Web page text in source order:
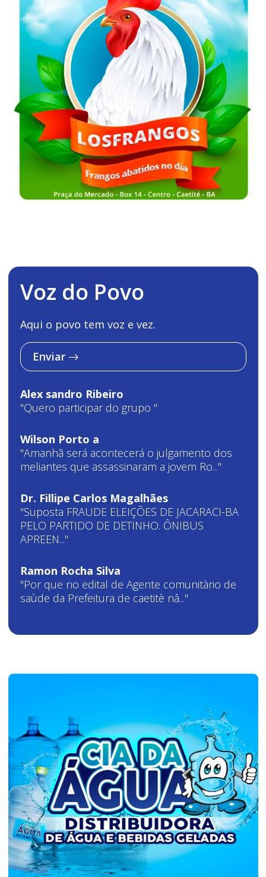
Voz do Povo
Aqui o povo tem voz e vez.
Enviar
Alex sandro Ribeiro
"Quero participar do grupo "
Wilson Porto a
"Amanhã será acontecerá o julgamento dos
meliantes que assassinaram a jovem Ro..."
Dr. Fillipe Carlos Magalhães
"Suposta FRAUDE ELEIÇÕES DE JACARACI-BA
PELO PARTIDO DE DETINHO. ÔNIBUS
APREEN..."
Ramon Rocha Silva
"Por que no edital de Agente comunitàrio de
saùde da Prefeitura de caetitè nâ..."